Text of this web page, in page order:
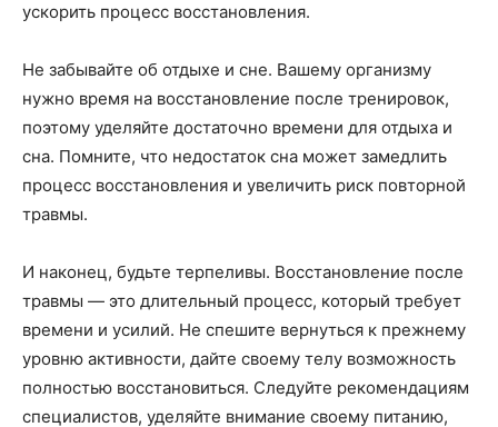
ускорить процесс восстановления.
Не забывайте об отдыхе и сне. Вашему организму
нужно время на восстановление после тренировок,
поэтому уделяйте достаточно времени для отдыха и
сна. Помните, что недостаток сна может замедлить
процесс восстановления и увеличить риск повторной
травмы.
И наконец, будьте терпеливы. Восстановление после
травмы — это длительный процесс, который требует
времени и усилий. Не спешите вернуться к прежнему
уровню активности, дайте своему телу возможность
полностью восстановиться. Следуйте рекомендациям
специалистов, уделяйте внимание своему питанию,